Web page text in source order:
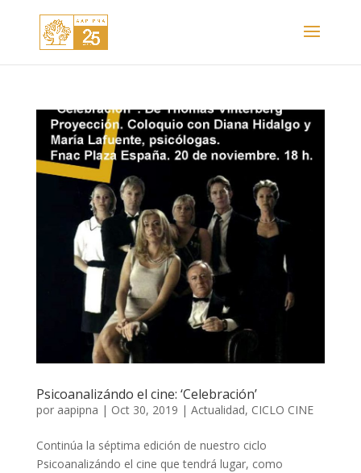
Psicoanalizándo el cine: ‘Celebración’
por aapipna | Oct 30, 2019 | Actualidad, CICLO CINE
Continúa la séptima edición de nuestro ciclo
Psicoanalizándo el cine que tendrá lugar, como